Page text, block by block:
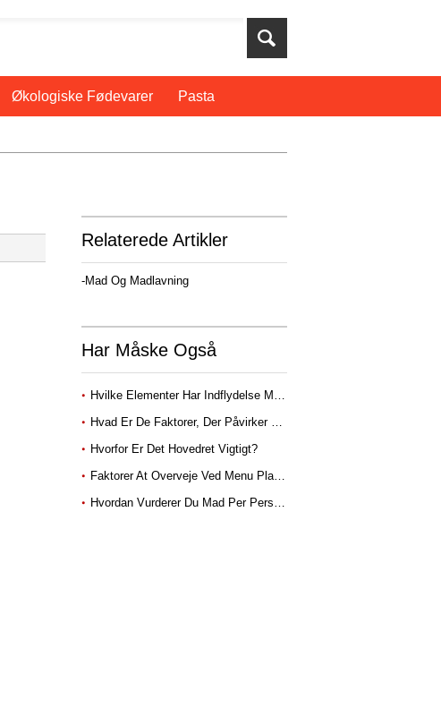
Økologiske Fødevarer Pasta
Relaterede Artikler
-Mad Og Madlavning
Har Måske Også
Hvilke Elementer Har Indflydelse Menu Design?
Hvad Er De Faktorer, Der Påvirker Madplaner
Hvorfor Er Det Hovedret Vigtigt?
Faktorer At Overveje Ved Menu Planlægning For Ernæring?
Hvordan Vurderer Du Mad Per Person På Banket?